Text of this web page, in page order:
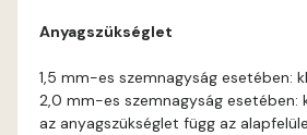
Date-
Anyagszükséglet
1,5 mm-es szemnagyság esetében:
2,0 mm-es szemnagyság esetében:
az anyagszükséglet függ az